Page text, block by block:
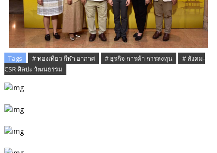
Tags # ท่องเที่ยว กีฬา อากาศ # ธุรกิจ การค้า การลงทุน
# สังคม-
CSR ศิลปะ วัฒนธรรม